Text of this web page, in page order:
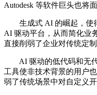
Autodesk 等软件巨头也将
生成式 AI 的崛起，使
AI 驱动平台，从而简化业
直接削弱了企业对传统定
AI 驱动的低代码和无代
工具使非技术背景的用户
弱了传统场景中对自定义开